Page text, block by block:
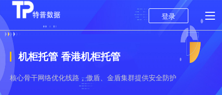
登录
机柜托管 香港机柜托管
核心骨干网络优化线路，傲盾、金盾集群提供安全防护